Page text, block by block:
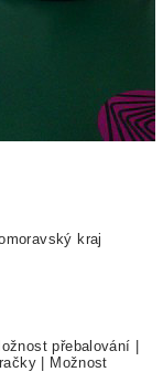
kraj
přebalování |
| Možnost